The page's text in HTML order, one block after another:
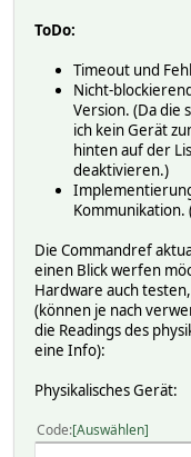
attr <name>
Perl code which
$NAME: name
$MODULE:
$FUNCTION:
%PARAMS:
$RAW: raw
$ERROR:
%DATA:
If this attribute is
Readings
Any readings
UBUS_CLIENT
Define
ToDo:
Timeout und
Nicht-
Version. (Da die
ich kein Gerät
hinten auf der
deaktivieren.)
Die Commandref
einen Blick werfen
Hardware auch
(können je nach
die Readings des
eine Info):
Physikalisches Gerät:
Code Auswählen